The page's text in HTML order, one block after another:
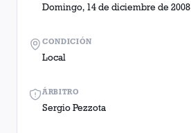
Domingo, 14 de diciembre de 2008
ÁRBITRO
Sergio Pezzota
CONDICIÓN
Local